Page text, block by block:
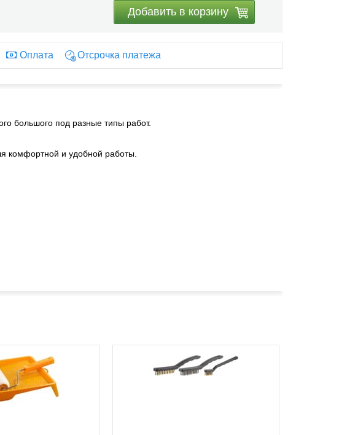
Добавить в корзину
Оплата Отсрочка платежа
большого под разные типы работ.
комфортной и удобной работы.